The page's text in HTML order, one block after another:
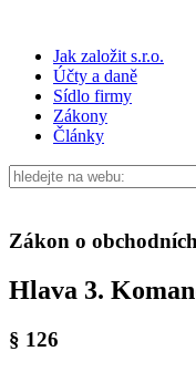
Jak založit s.r.o.
Účty a daně
Sídlo firmy
Zákony
Články
Zákon o
Hlava 3.
§ 126